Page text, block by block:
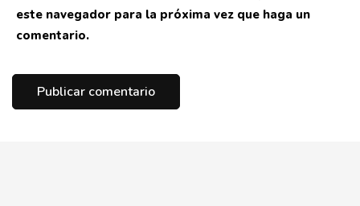
este navegador para la próxima vez que haga un
comentario.